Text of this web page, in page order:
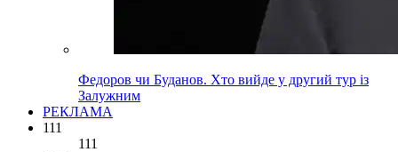
Федоров чи Буданов. Хто вийде у другий тур із
Залужним
РЕКЛАМА
111
111